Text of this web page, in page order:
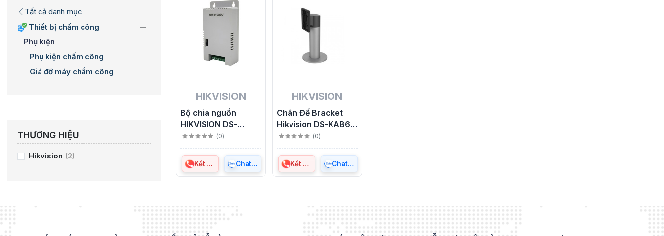
Tất cả danh mục
Thiết bị chấm công
Phụ kiện
Phụ kiện chấm công
Giá đỡ máy chấm công
THƯƠNG HIỆU
Hikvision (2)
HIKVISION
Bộ chia nguồn
HIKVISION DS-
2FA1205-C8(EUR)
(0)
Kết nối Chat Zalo
HIKVISION
Chân Đế Bracket
Hikvision DS-KAB6-
ZU1
(0)
Kết nối Chat Zalo